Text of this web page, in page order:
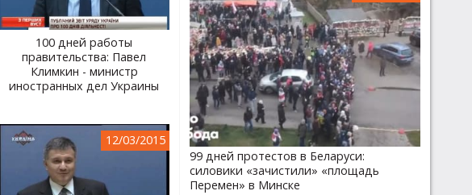
100 дней работы
правительства: Павел
Климкин - министр
иностранных дел Украины
12/03/2015
99 дней протестов в Беларуси:
силовики «зачистили» «площадь
Перемен» в Минске